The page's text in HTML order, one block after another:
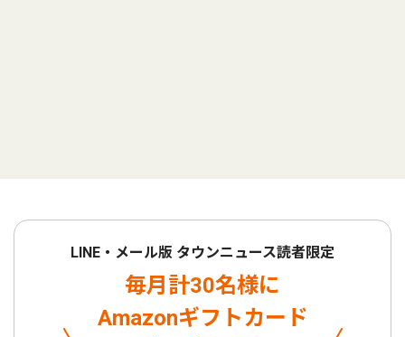
LINE・メール版 タウンニュース読者限定
毎月計30名様に
Amazonギフトカード